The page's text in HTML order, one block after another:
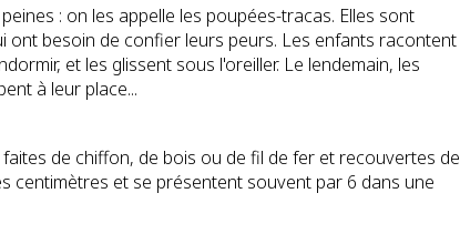
: on les appelle les poupées-tracas. Elles sont
besoin de confier leurs peurs. Les enfants racontent
et les glissent sous l'oreiller. Le lendemain, les
à leur place...
de chiffon, de bois ou de fil de fer et recouvertes de
centimètres et se présentent souvent par 6 dans une